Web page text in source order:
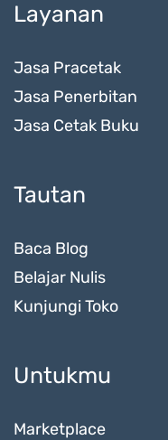
Layanan
Jasa Pracetak
Jasa Penerbitan
Jasa Cetak Buku
Tautan
Baca Blog
Belajar Nulis
Kunjungi Toko
Untukmu
Marketplace